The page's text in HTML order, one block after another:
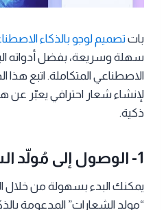
باتتصميم لوجو بالذكاء
سهلة وسريعة، بفضل أدواته
الاصطناعي المتكاملة. اتبع
لإنشاء شعار احترافي يعبّر
ذكية.
1- الوصول إلى مُولّد الشعارات
يمكنك البدء بسهولة من خلال
“مولد الشعارات” المدعومة